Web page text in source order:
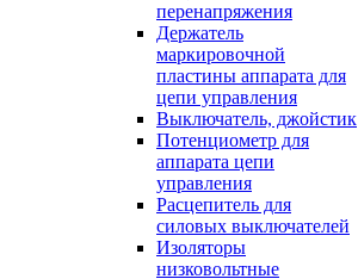
перенапряжения
Держатель
маркировочной
пластины аппарата для
цепи управления
Выключатель, джойстик
Потенциометр для
аппарата цепи
управления
Расцепитель для
силовых выключателей
Изоляторы
низковольтные